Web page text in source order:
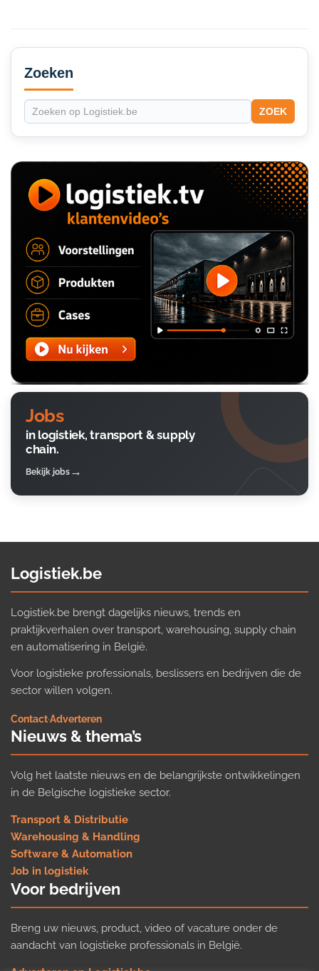
Secondary
Sidebar
Zoeken
ZOEK
Jobs
in logistiek, transport & supply
chain.
Bekijk jobs
Logistiek.be
Logistiek.be brengt dagelijks nieuws, trends en
praktijkverhalen over transport, warehousing, supply chain
en automatisering in België.
Voor logistieke professionals, beslissers en bedrijven die de
sector willen volgen.
Contact·Adverteren
Nieuws & thema’s
Volg het laatste nieuws en de belangrijkste ontwikkelingen
in de Belgische logistieke sector.
Transport & Distributie
Warehousing & Handling
Software & Automation
Job in logistiek
Voor bedrijven
Breng uw nieuws, product, video of vacature onder de
aandacht van logistieke professionals in België.